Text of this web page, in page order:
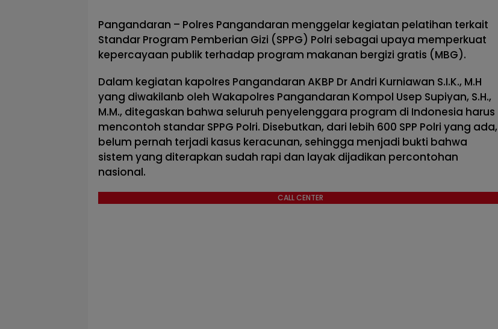
Pangandaran – Polres Pangandaran menggelar kegiatan pelatihan terkait
Standar Program Pemberian Gizi (SPPG) Polri sebagai upaya memperkuat
kepercayaan publik terhadap program makanan bergizi gratis (MBG).
Dalam kegiatan kapolres Pangandaran AKBP Dr Andri Kurniawan S.I.K., M.H
yang diwakilanb oleh Wakapolres Pangandaran Kompol Usep Supiyan, S.H.,
M.M., ditegaskan bahwa seluruh penyelenggara program di Indonesia harus
mencontoh standar SPPG Polri. Disebutkan, dari lebih 600 SPP Polri yang ada,
belum pernah terjadi kasus keracunan, sehingga menjadi bukti bahwa
sistem yang diterapkan sudah rapi dan layak dijadikan percontohan
nasional.
CALL CENTER